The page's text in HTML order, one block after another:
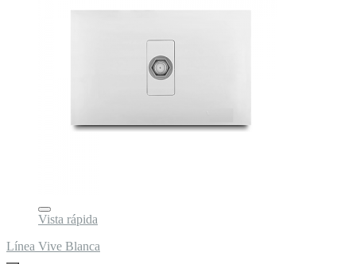
Vista rápida
Línea Vive Blanca